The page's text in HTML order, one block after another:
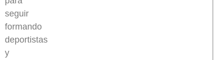
seguir
formando
deportistas
y